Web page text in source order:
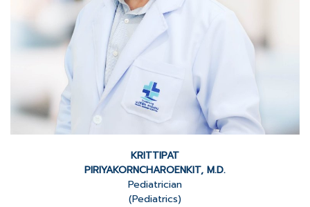
KRITTIPAT
PIRIYAKORNCHAROENKIT, M.D.
Pediatrician
(Pediatrics)